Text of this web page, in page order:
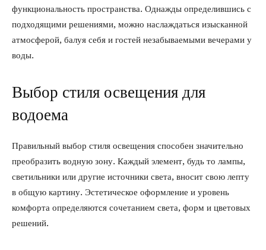
функциональность пространства. Однажды определившись с
подходящими решениями, можно наслаждаться изысканной
атмосферой, балуя себя и гостей незабываемыми вечерами у
воды.
Выбор стиля освещения для
водоема
Правильный выбор стиля освещения способен значительно
преобразить водную зону. Каждый элемент, будь то лампы,
светильники или другие источники света, вносит свою лепту
в общую картину. Эстетическое оформление и уровень
комфорта определяются сочетанием света, форм и цветовых
решений.